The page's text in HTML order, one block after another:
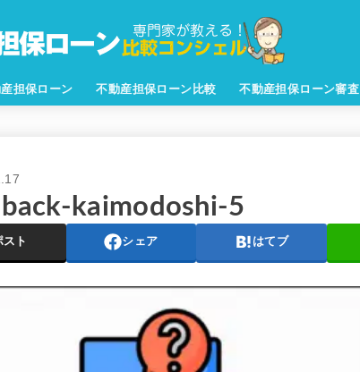
担保ローン 不動産担保ローン比較 不動産担保ローン審査
kaimodoshi-5
スト シェア はてブ